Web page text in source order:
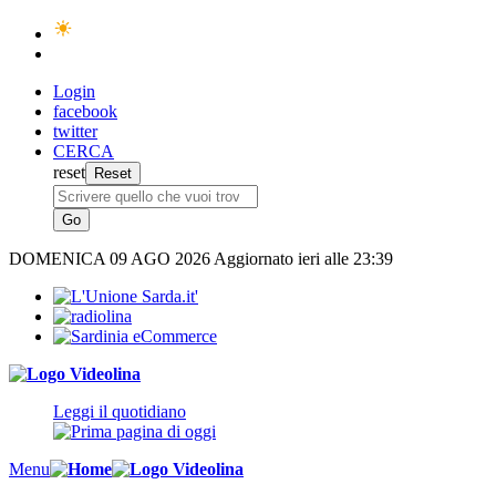
Login
facebook
twitter
CERCA
reset
DOMENICA 09 AGO 2026 Aggiornato ieri alle 23:39
Leggi il quotidiano
Menu